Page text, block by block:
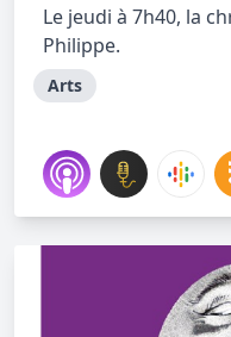
Le jeudi à 7h40, la
Philippe.
Arts